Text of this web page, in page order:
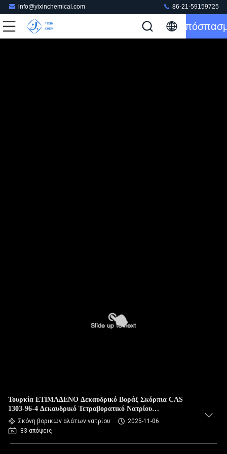
info@yixinchemical.com 86-21-59159725
Τουρκία ΕΤΙΜΑΔΕΝΟ Δεκαυδρικό Βοράξ Σκόρπια CAS
1303-96-4 Δεκαυδρικό Τετραβορατικό Νατρίου
Na2B4O7.10H2O Για εξόρυξη χρυσού
Σκόνη βορικών αλάτων νατρίου
2025-11-06
83 απόψεις